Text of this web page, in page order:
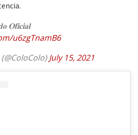
𝐎𝐟𝐢𝐜𝐢𝐚𝐥
u6zgTnamB6
July 15, 2021